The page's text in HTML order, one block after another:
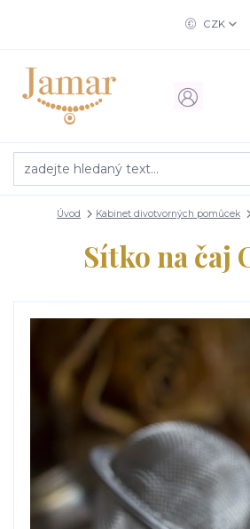
CZK
Úvod Kabinet divotvorných pomůcek
Sítko na čaj